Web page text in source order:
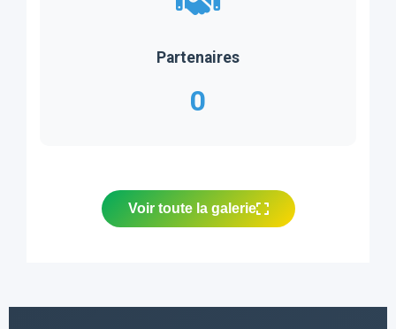
Partenaires
0
Voir toute la galerie